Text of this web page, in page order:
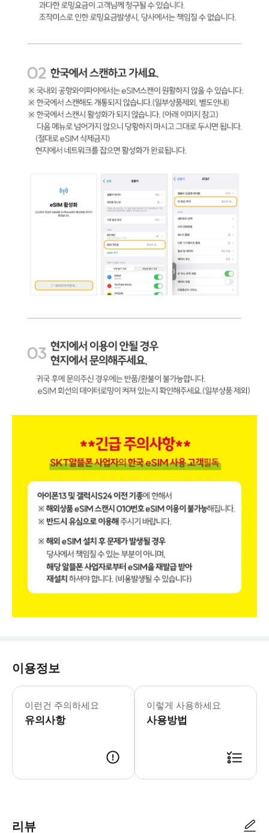
이용정보
이런건 주의하세요
유의사항
[필독 사항] ♥ eSIM 사용가능 단말기
이렇게 사용하세요
사용방법
리뷰